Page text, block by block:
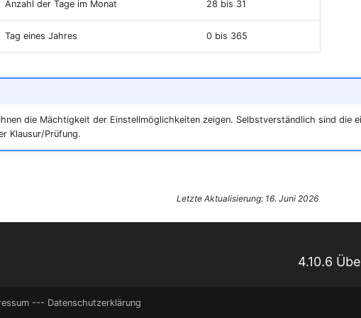
Anzahl der Tage im Monat 28 bis 31
Tag eines Jahres 0 bis 365
die Mächtigkeit der Einstellmöglichkeiten zeigen. Selbstverständlich sind die
Klausur/Prüfung.
Letzte Aktualisierung: 16. Juni 2026
4.10.6
--- Datenschutzerklärung